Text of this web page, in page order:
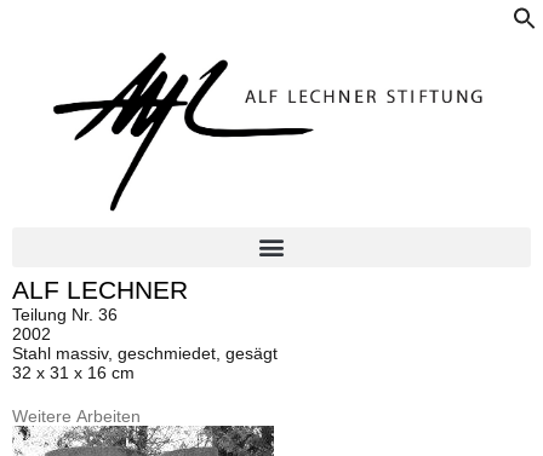
ALF LECHNER
Teilung Nr. 36
2002
Stahl massiv, geschmiedet, gesägt
32 x 31 x 16 cm
Weitere Arbeiten